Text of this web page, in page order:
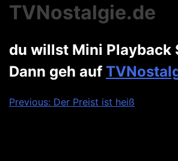
TVNostalgie.de
du willst Mini Playback
Dann geh auf
Beitragsnavigation
Previous: Der Preist ist heiß